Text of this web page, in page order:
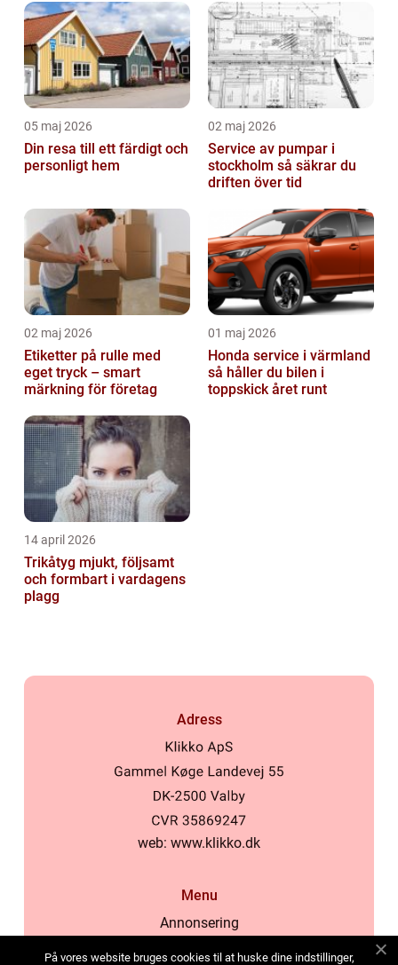
05 maj 2026
Din resa till ett färdigt och
personligt hem
02 maj 2026
Service av pumpar i
stockholm så säkrar du
driften över tid
02 maj 2026
Etiketter på rulle med
eget tryck – smart
märkning för företag
01 maj 2026
Honda service i värmland
så håller du bilen i
toppskick året runt
14 april 2026
Trikåtyg mjukt, följsamt
och formbart i vardagens
plagg
Adress
web: www.klikko.dk
Menu
Annonsering
På vores website bruges cookies til at huske dine indstillinger,